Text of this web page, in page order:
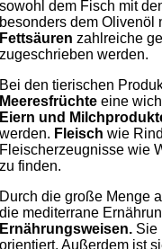
sowohl dem Fisch mit
besonders dem Olivenöl
Fettsäuren zahlreiche
zugeschrieben werden.
Bei den tierischen
Meeresfrüchte eine
Eiern und
werden. Fleisch wie
Fleischerzeugnisse wie
zu finden.
Durch die große Menge
die mediterrane
Ernährungsweisen. Sie
orientiert. Außerdem ist